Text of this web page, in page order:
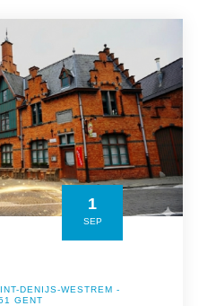
1
SEP
DENIJS-WESTREM -
GENT